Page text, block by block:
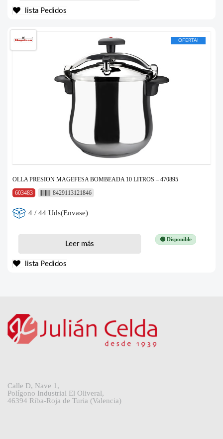
lista Pedidos
OFERTA!
OLLA PRESION MAGEFESA BOMBEADA 10 LITROS – 470895
603483
8429113121846
4 / 44 Uds(Envase)
🟢 Disponible
Leer más
lista Pedidos
Calle D, Nave 1,
Polígono Industrial El Oliveral,
46394 Riba-Roja de Turia (Valencia)